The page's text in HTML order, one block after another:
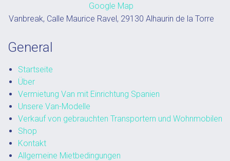
Google Map
Vanbreak, Calle Maurice Ravel, 29130 Alhaurin de la Torre
General
Startseite
Über
Vermietung Van mit Einrichtung Spanien
Unsere Van-Modelle
Verkauf von gebrauchten Transportern und Wohnmobilen
Shop
Kontakt
Allgemeine Mietbedingungen